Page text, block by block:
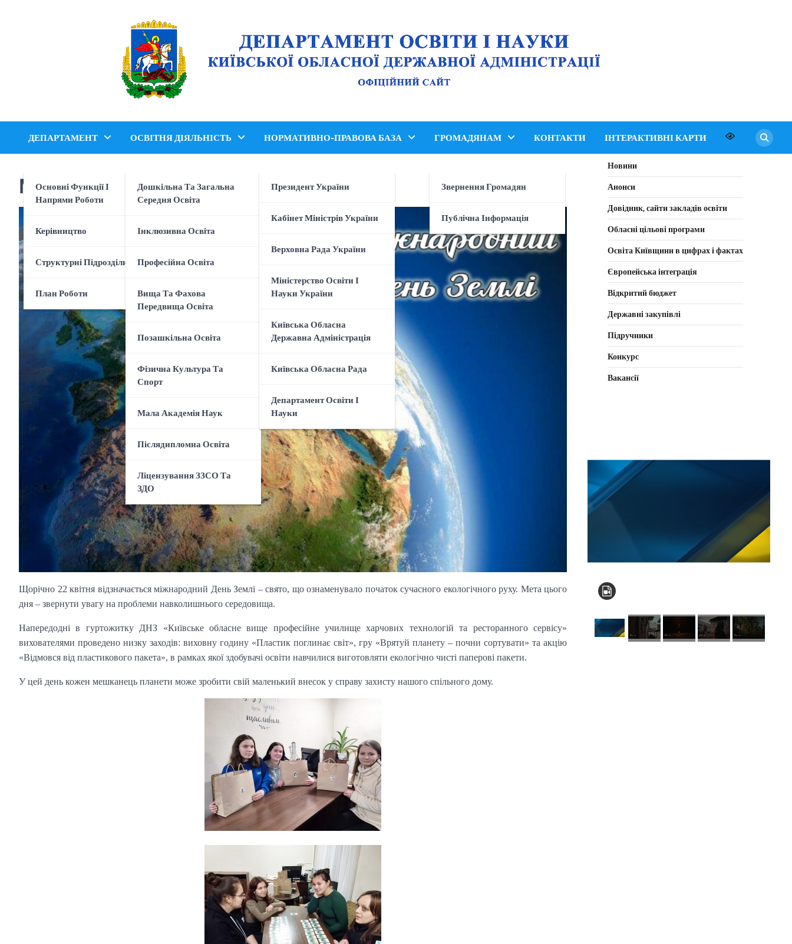
обласної державної
адміністрації
ДЕПАРТАМЕНТ
Основні Функції І
Напрями Роботи
Керівництво
Структурні Підрозділи
План Роботи
ОСВІТНЯ ДІЯЛЬНІСТЬ
Дошкільна Та Загальна
Середня Освіта
Інклюзивна Освіта
Професійна Освіта
Вища Та Фахова
Передвища Освіта
Позашкільна Освіта
Фізична Культура Та
Спорт
Мала Академія Наук
Післядипломна Освіта
Ліцензування ЗЗСО Та
ЗДО
НОРМАТИВНО-ПРАВОВА БАЗА
Президент України
Кабінет Міністрів України
Верховна Рада України
Міністерство Освіти І
Науки України
Київська Обласна
Державна Адміністрація
Київська Обласна Рада
Департамент Освіти І
Науки
ГРОМАДЯНАМ
Звернення Громадян
Публічна Інформація
КОНТАКТИ ІНТЕРАКТИВНІ КАРТИ
Міжнародний День Землі
Щорічно 22 квітня відзначається міжнародний День Землі – свято, що ознаменувало початок сучасного екологічного руху. Мета цього
дня – звернути увагу на проблеми навколишнього середовища.
Напередодні в гуртожитку ДНЗ «Київське обласне вище професійне училище харчових технологій та ресторанного сервісу»
вихователями проведено низку заходів: виховну годину «Пластик поглинає світ», гру «Врятуй планету – почни сортувати» та акцію
«Відмовся від пластикового пакета», в рамках якої здобувачі освіти навчилися виготовляти екологічно чисті паперові пакети.
У цей день кожен мешканець планети може зробити свій маленький внесок у справу захисту нашого спільного дому.
Новини
Анонси
Довідник, сайти закладів освіти
Обласні цільові програми
Освіта Київщини в цифрах і фактах
Європейська інтеграція
Відкритий бюджет
Державні закупівлі
Підручники
Конкурс
Вакансії